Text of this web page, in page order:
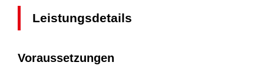
Leistungsdetails
Voraussetzungen